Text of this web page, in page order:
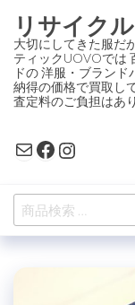
ン
テ
ン
ツ
プ
リサイク
大切にしてきた服だ
ティックUOVOでは
ドの 洋服・ブラン
納得の価格で買取し
査定料のご負担はあ
MailFacebook
Instagram
検
索
象: